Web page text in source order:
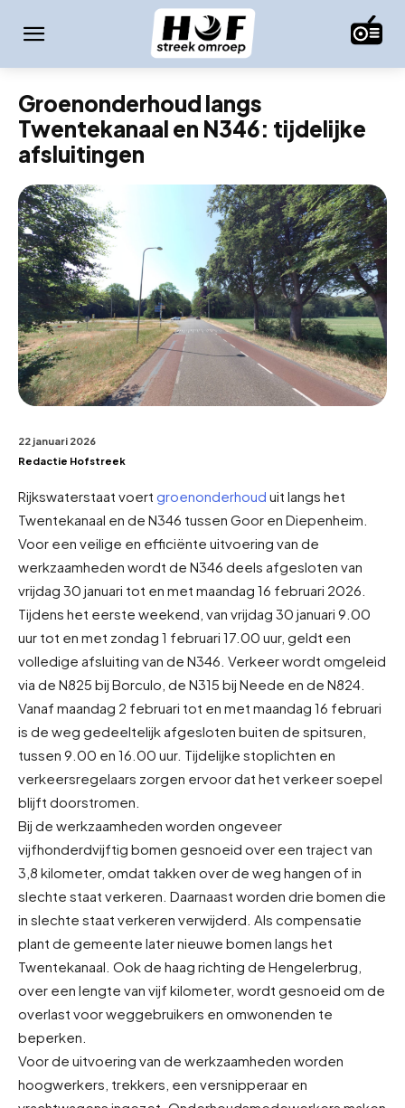
Groenonderhoud langs
Twentekanaal en N346: tijdelijke
afsluitingen
22 januari 2026
Redactie Hofstreek
Rijkswaterstaat voert groenonderhoud uit langs het
Twentekanaal en de N346 tussen Goor en Diepenheim.
Voor een veilige en efficiënte uitvoering van de
werkzaamheden wordt de N346 deels afgesloten van
vrijdag 30 januari tot en met maandag 16 februari 2026.
Tijdens het eerste weekend, van vrijdag 30 januari 9.00
uur tot en met zondag 1 februari 17.00 uur, geldt een
volledige afsluiting van de N346. Verkeer wordt omgeleid
via de N825 bij Borculo, de N315 bij Neede en de N824.
Vanaf maandag 2 februari tot en met maandag 16 februari
is de weg gedeeltelijk afgesloten buiten de spitsuren,
tussen 9.00 en 16.00 uur. Tijdelijke stoplichten en
verkeersregelaars zorgen ervoor dat het verkeer soepel
blijft doorstromen.
Bij de werkzaamheden worden ongeveer
vijfhonderdvijftig bomen gesnoeid over een traject van
3,8 kilometer, omdat takken over de weg hangen of in
slechte staat verkeren. Daarnaast worden drie bomen die
in slechte staat verkeren verwijderd. Als compensatie
plant de gemeente later nieuwe bomen langs het
Twentekanaal. Ook de haag richting de Hengelerbrug,
over een lengte van vijf kilometer, wordt gesnoeid om de
overlast voor weggebruikers en omwonenden te
beperken.
Voor de uitvoering van de werkzaamheden worden
hoogwerkers, trekkers, een versnipperaar en